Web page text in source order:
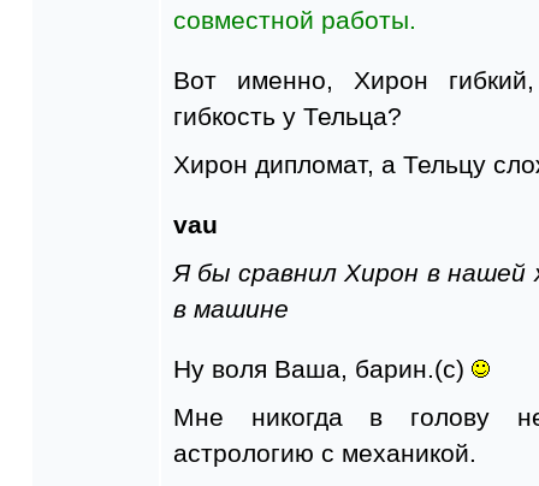
совместной работы.
Вот именно, Хирон
гибкость у Тельца?
Хирон дипломат, а Тельцу
vau
Я бы сравнил Хирон в нашей
в машине
Ну воля Ваша, барин.(с)
Мне никогда в голову
астрологию с механикой.